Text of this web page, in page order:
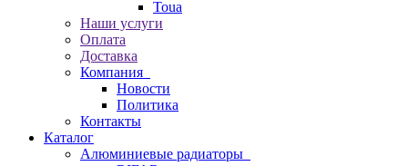
Toua
Наши услуги
Оплата
Доставка
Компания
Новости
Политика
Контакты
Каталог
Алюминиевые радиаторы